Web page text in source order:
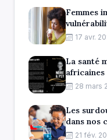
Femmes
17 avr.
La santé
africaines
28 mars
Les
dans nos
21 fév.